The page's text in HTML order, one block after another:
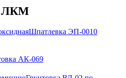
ЛКМ
Шпатлевка ЭП-0010
АК-069